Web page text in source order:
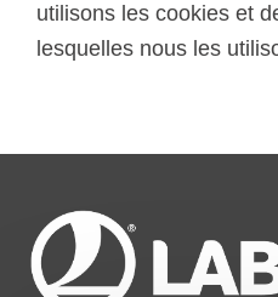
utilisons les cookies et
lesquelles nous les
Bonjour. Je suis LABINbot,